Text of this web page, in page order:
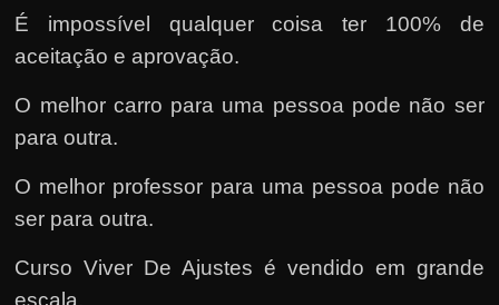
É impossível qualquer coisa ter 100% de
aceitação e aprovação.
O melhor carro para uma pessoa pode não ser
para outra.
O melhor professor para uma pessoa pode não
ser para outra.
Curso Viver De Ajustes é vendido em grande